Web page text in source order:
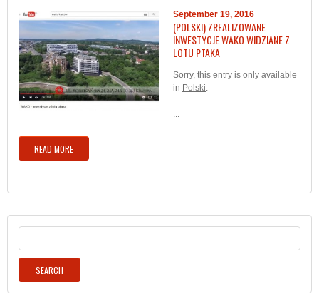
September 19, 2016
(POLSKI) ZREALIZOWANE
INWESTYCJE WAKO WIDZIANE Z
LOTU PTAKA
Sorry, this entry is only available
in Polski
READ MORE